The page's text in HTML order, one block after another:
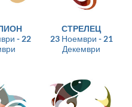
- 22
СТРЕЛЕЦ
23 Ноември - 21
Декември